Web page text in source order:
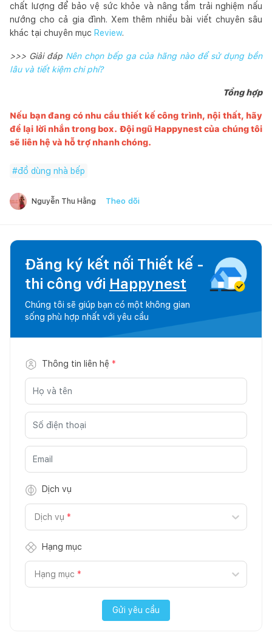
chất lượng để bảo vệ sức khỏe và nâng tầm trải nghiệm nấu
nướng cho cả gia đình. Xem thêm nhiều bài viết chuyên sâu
khác tại chuyên mục Review.
>>> Giải đáp Nên chọn bếp ga của hãng nào để sử dụng bền
lâu và tiết kiệm chi phí?
Tổng hợp
Nếu bạn đang có nhu cầu thiết kế công trình, nội thất, hãy
để lại lời nhắn trong box. Đội ngũ Happynestcủa chúng tôi
sẽ liên hệ và hỗ trợ nhanh chóng.
#đồ dùng nhà bếp
Nguyễn Thu Hằng Theo dõi
Đăng ký kết nối Thiết kế -
thi công với Happynest
Chúng tôi sẽ giúp bạn có một không gian
sống phù hợp nhất với yêu cầu
Thông tin liên hệ *
Dịch vụ
Dịch vụ *
Hạng mục
Hạng mục *
Gửi yêu cầu